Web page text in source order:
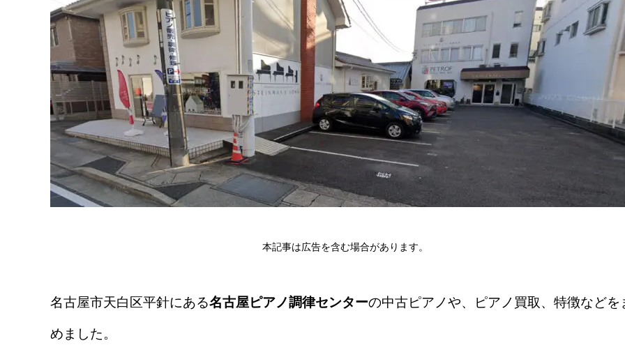
本記事は広告を含む場合があります。
名古屋市天白区平針にある名古屋ピアノ調律センターの中古ピアノや、ピアノ買取、特徴などを
めました。